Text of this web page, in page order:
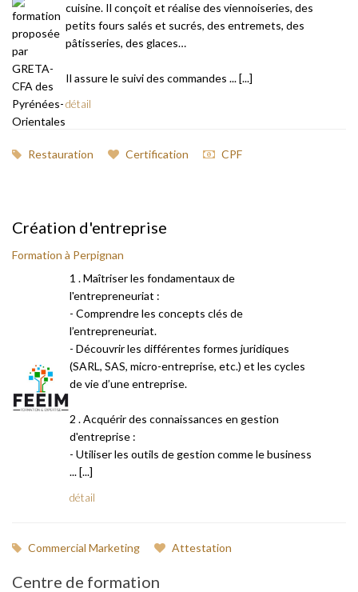
cuisine. Il conçoit et réalise des viennoiseries, des
petits fours salés et sucrés, des entremets, des
pâtisseries, des glaces…
Il assure le suivi des commandes ... [...]
détail
Restauration Certification CPF
Création d'entreprise
Formation à Perpignan
1 . Maîtriser les fondamentaux de
l'entrepreneuriat :
- Comprendre les concepts clés de
l’entrepreneuriat.
- Découvrir les différentes formes juridiques
(SARL, SAS, micro-entreprise, etc.) et les cycles
de vie d’une entreprise.
2 . Acquérir des connaissances en gestion
d'entreprise :
- Utiliser les outils de gestion comme le business
... [...]
détail
Commercial Marketing Attestation
Centre de formation